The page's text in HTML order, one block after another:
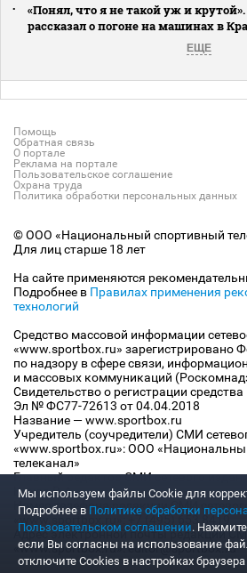
«Понял, что я не такой уж и
рассказал о погоне на машинах в
ЕЩЕ
Помощь
Обратная связь
О портале
Реклама на портале
Пользовательское соглашение
Охрана труда
Политика обработки персональных данных
© ООО «Национальный спортивный
Для лиц старше 18 лет
На сайте применяются
Подробнее в Правилах применения
технологий
Средство массовой информации
«www.sportbox.ru» зарегистрировано
по надзору в сфере связи,
и массовых коммуникаций
Свидетельство о регистрации
Эл № ФС77-72613 от 04.04.2018
Название — www.sportbox.ru
Учредитель (соучредители) СМИ
«www.sportbox.ru»: ООО
телеканал»
Главный редактор СМИ сетевого
Конов В.А.
Номер телефона редакции СМИ
«www.sportbox.ru»: +7 (495) 653 8419
Адрес электронной почты редакции
«www.sportbox.ru»: editor@sportbox.ru
Мы используем файлы Сookie для
Подробнее в Политике обработки
Пользовательском соглашении.
если Вы согласны на использование
отключите Cookies в настройках браузера